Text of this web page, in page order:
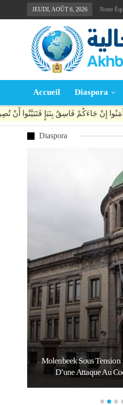
JEUDI, AOÛT 6, 2026 Notre
Accueil Diaspora
Diaspora
Molenbeek Sous
D’une Attaque Au